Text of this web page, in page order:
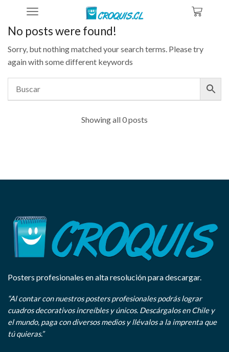
No posts were found!
Sorry, but nothing matched your search terms. Please try
again with some different keywords
Showing all 0 posts
Posters profesionales en alta resolución para descargar.
“Al contar con nuestros posters profesionales podrás lograr
cuadros decorativos increíbles y únicos. Descárgalos en Chile y
el mundo, paga con diversos medios y llévalos a la imprenta que
tú quieras.”